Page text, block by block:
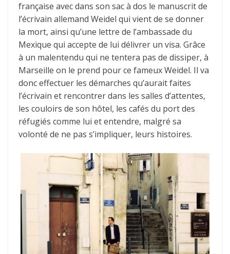
française avec dans son sac à dos le manuscrit de
l’écrivain allemand Weidel qui vient de se donner
la mort, ainsi qu’une lettre de l’ambassade du
Mexique qui accepte de lui délivrer un visa. Grâce
à un malentendu qui ne tentera pas de dissiper, à
Marseille on le prend pour ce fameux Weidel. Il va
donc effectuer les démarches qu’aurait faites
l’écrivain et rencontrer dans les salles d’attentes,
les couloirs de son hôtel, les cafés du port des
réfugiés comme lui et entendre, malgré sa
volonté de ne pas s’impliquer, leurs histoires.